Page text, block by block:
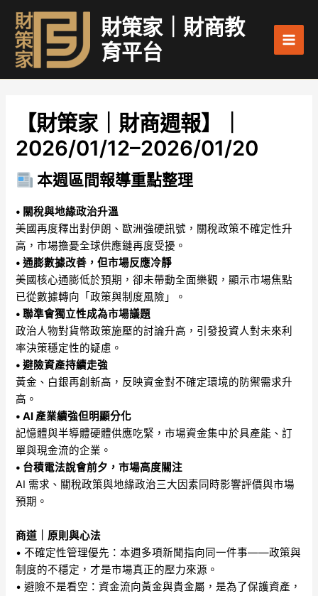
內
財策家｜財商教
育平台
【財策家｜財商週報】｜
2026/01/12–2026/01/20
本週區間報導重點整理
• 關稅與地緣政治升溫
美國再度釋出對伊朗、歐洲強硬訊號，關稅政策不確定性升
高，市場擔憂全球供應鏈再度受擾。
• 通膨數據改善，但市場反應冷靜
美國核心通膨低於預期，卻未帶動全面樂觀，顯示市場焦點
已從數據轉向「政策與制度風險」。
• 聯準會獨立性成為市場議題
政治人物對貨幣政策施壓的討論升高，引發投資人對未來利
率決策穩定性的疑慮。
• 避險資產持續走強
黃金、白銀再創新高，反映資金對不確定環境的防禦需求升
高。
• AI 產業續強但明顯分化
記憶體與半導體硬體供應吃緊，市場資金集中於具產能、訂
單與現金流的企業。
• 台積電法說會前夕，市場高度關注
AI 需求、關稅政策與地緣政治三大因素同時影響評價與市場
預期。
商道｜原則與心法
• 不確定性管理優先：本週多項新聞指向同一件事——政策與
制度的不穩定，才是市場真正的壓力來源。
• 避險不是看空：資金流向黃金與貴金屬，是為了保護資產，